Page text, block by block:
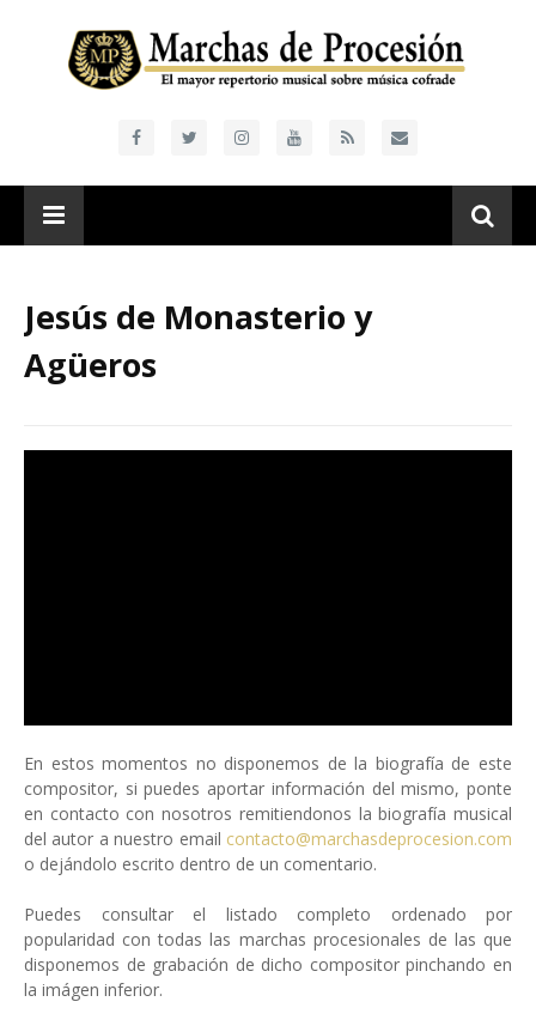
Jesús de Monasterio y
Agüeros
En estos momentos no disponemos de la biografía de este
compositor, si puedes aportar información del mismo, ponte
en contacto con nosotros remitiendonos la biografía musical
del autor a nuestro email contacto@marchasdeprocesion.com
o dejándolo escrito dentro de un comentario.
Puedes consultar el listado completo ordenado por
popularidad con todas las marchas procesionales de las que
disponemos de grabación de dicho compositor pinchando en
la imágen inferior.